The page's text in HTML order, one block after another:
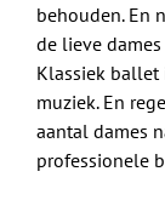
behouden. En
de lieve
Klassiek ballet
muziek. En
aantal dames
professionele